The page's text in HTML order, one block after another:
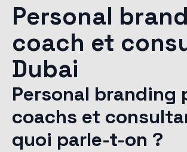
Personal
coach et
Dubai
Personal branding
coachs et
quoi parle-t-on ?